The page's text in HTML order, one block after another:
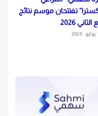
تفتتحان موسم نتائج
2026